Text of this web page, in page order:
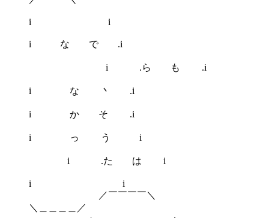
i i
i な で .i
i .ら も .i
i な 丶 .i
i か そ .i
i っ う i
i .た は i
i i
／￣￣￣￣＼
＼＿＿＿＿／